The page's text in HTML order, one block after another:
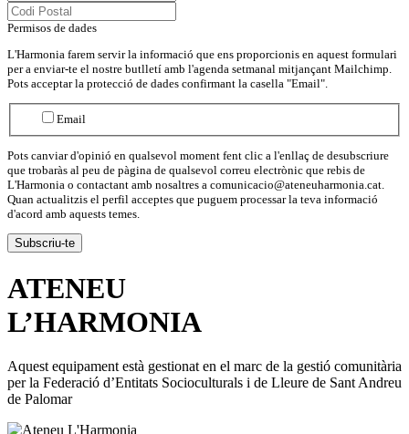
Permisos de dades
L'Harmonia farem servir la informació que ens proporcionis en aquest formulari
per a enviar-te el nostre butlletí amb l'agenda setmanal mitjançant Mailchimp.
Pots acceptar la protecció de dades confirmant la casella "Email".
Email
Pots canviar d'opinió en qualsevol moment fent clic a l'enllaç de desubscriure
que trobaràs al peu de pàgina de qualsevol correu electrònic que rebis de
L'Harmonia o contactant amb nosaltres a comunicacio@ateneuharmonia.cat.
Quan actualitzis el perfil acceptes que puguem processar la teva informació
d'acord amb aquests temes.
ATENEU
L’HARMONIA
Aquest equipament està gestionat en el marc de la gestió comunitària
per la Federació d’Entitats Socioculturals i de Lleure de Sant Andreu
de Palomar